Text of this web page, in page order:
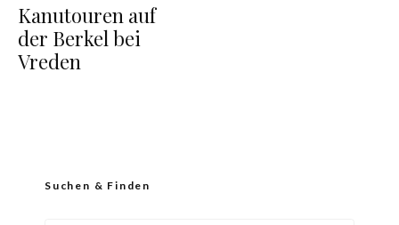
Kanutouren auf
der Berkel bei
Vreden
Suchen & Finden